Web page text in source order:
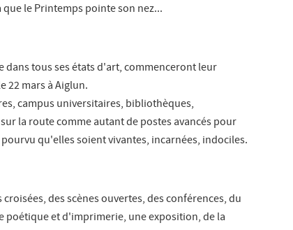
le Printemps pointe son nez...
dans tous ses états d'art, commenceront leur
22 mars à Aiglun.
campus universitaires, bibliothèques,
la route comme autant de postes avancés pour
qu'elles soient vivantes, incarnées, indociles.
des scènes ouvertes, des conférences, du
poétique et d'imprimerie, une exposition, de la